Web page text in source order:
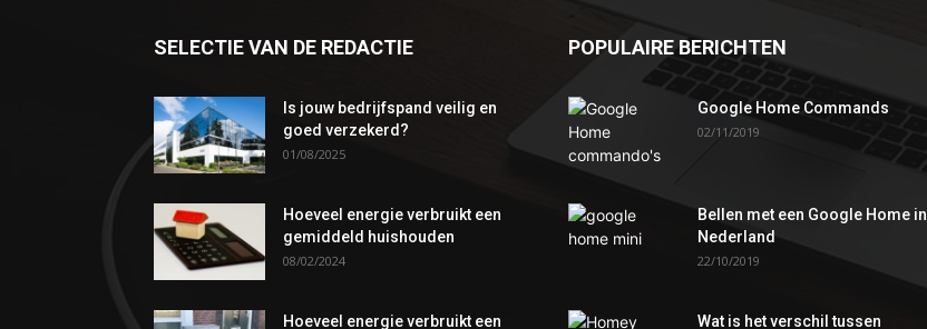
SELECTIE VAN DE REDACTIE
Is jouw bedrijfspand veilig en
goed verzekerd?
01/08/2025
Hoeveel energie verbruikt een
gemiddeld huishouden
08/02/2024
Hoeveel energie verbruikt een
POPULAIRE BERICHTEN
Google Home Commands
02/11/2019
Bellen met een Google Home in
Nederland
22/10/2019
Wat is het verschil tussen